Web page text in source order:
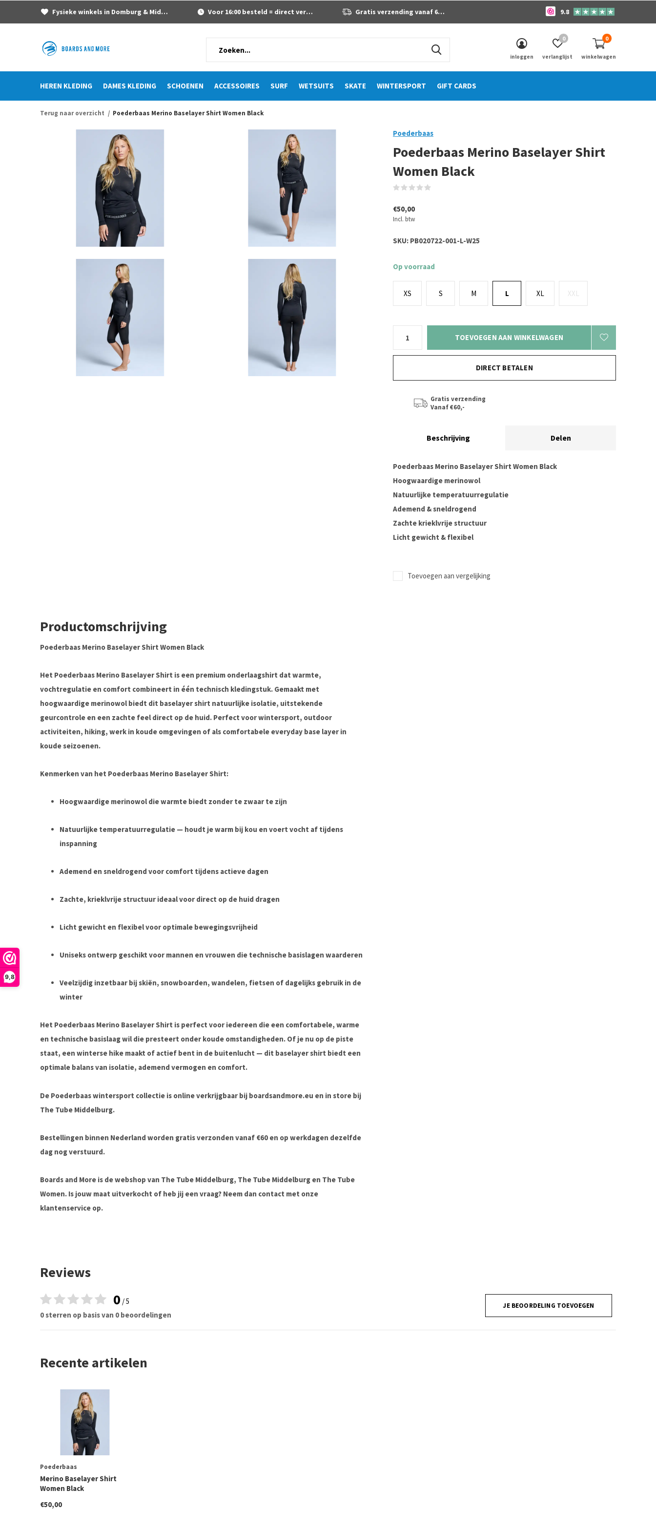
9,8
HEREN KLEDING DAMES KLEDING SCHOENEN ACCESSOIRES SURF WETSUITS SKATE WINTERSPORT GIFT CARDS
inloggen verlanglijst
0
winkelwagen
0
Fysieke winkels in Domburg & Middelburg Voor 16:00 besteld = direct verzonden Gratis verzending vanaf 60 euro 9.8
Terug naar overzicht Poederbaas Merino Baselayer Shirt Women Black
Poederbaas
Poederbaas Merino Baselayer Shirt
Women Black
€50,00
Incl. btw
SKU: PB020722-001-L-W25
Op voorraad
XS S M L XL XXL
TOEVOEGEN AAN WINKELWAGEN
DIRECT BETALEN
Gratis verzending
Vanaf €60,-
Beschrijving Delen
Poederbaas Merino Baselayer Shirt Women Black
Hoogwaardige merinowol
Natuurlijke temperatuurregulatie
Ademend & sneldrogend
Zachte krieklvrije structuur
Licht gewicht & flexibel
Toevoegen aan vergelijking
Productomschrijving
Poederbaas Merino Baselayer Shirt Women Black
Het Poederbaas Merino Baselayer Shirt is een premium onderlaagshirt dat warmte,
vochtregulatie en comfort combineert in één technisch kledingstuk. Gemaakt met
hoogwaardige merinowol biedt dit baselayer shirt natuurlijke isolatie, uitstekende
geurcontrole en een zachte feel direct op de huid. Perfect voor wintersport, outdoor
activiteiten, hiking, werk in koude omgevingen of als comfortabele everyday base layer in
koude seizoenen.
Kenmerken van het Poederbaas Merino Baselayer Shirt:
Hoogwaardige merinowol die warmte biedt zonder te zwaar te zijn
Natuurlijke temperatuurregulatie — houdt je warm bij kou en voert vocht af tijdens
inspanning
Ademend en sneldrogend voor comfort tijdens actieve dagen
Zachte, krieklvrije structuur ideaal voor direct op de huid dragen
Licht gewicht en flexibelvoor optimale bewegingsvrijheid
Uniseks ontwerp geschikt voor mannen en vrouwen die technische basislagen waarderen
Veelzijdig inzetbaar bij skiën, snowboarden, wandelen, fietsen of dagelijks gebruik in de
winter
Het Poederbaas Merino Baselayer Shirt is perfect voor iedereen die een comfortabele, warme
en technische basislaagwil die presteert onder koude omstandigheden. Of je nu op de piste
staat, een winterse hike maakt of actief bent in de buitenlucht — dit baselayer shirt biedt een
optimale balans van isolatie, ademend vermogen en comfort.
De Poederbaas wintersport collectie is online verkrijgbaar bij boardsandmore.eu en in store bij
The Tube Middelburg.
Bestellingen binnen Nederland worden gratis verzonden vanaf €60 en op werkdagen dezelfde
dag nog verstuurd.
Boards and More is de webshop van The Tube Middelburg, The Tube Middelburg en The Tube
Women. Is jouw maat uitverkocht of heb jij een vraag? Neem dan contact met onze
klantenservice op.
Reviews
0 / 5
0 sterren op basis van 0 beoordelingen
JE BEOORDELING TOEVOEGEN
Recente artikelen
Poederbaas
Merino Baselayer Shirt
Women Black
€50,00